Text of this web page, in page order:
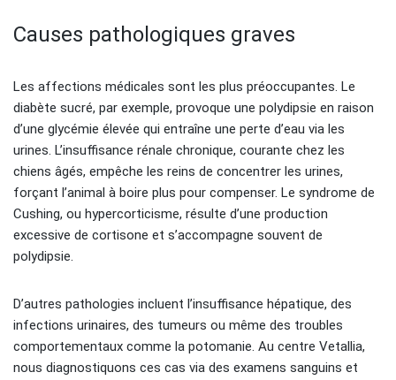
Causes pathologiques graves
Les affections médicales sont les plus préoccupantes. Le
diabète sucré, par exemple, provoque une polydipsie en raison
d’une glycémie élevée qui entraîne une perte d’eau via les
urines. L’insuffisance rénale chronique, courante chez les
chiens âgés, empêche les reins de concentrer les urines,
forçant l’animal à boire plus pour compenser. Le syndrome de
Cushing, ou hypercorticisme, résulte d’une production
excessive de cortisone et s’accompagne souvent de
polydipsie.
D’autres pathologies incluent l’insuffisance hépatique, des
infections urinaires, des tumeurs ou même des troubles
comportementaux comme la potomanie. Au centre Vetallia,
nous diagnostiquons ces cas via des examens sanguins et